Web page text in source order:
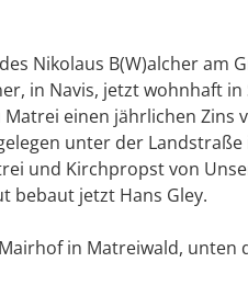
Nikolaus B(W)alcher am
in Navis, jetzt wohnhaft
einen jährlichen Zins
unter der
und Kirchpropst von
bebaut jetzt Hans Gley.
in Matreiwald, unten